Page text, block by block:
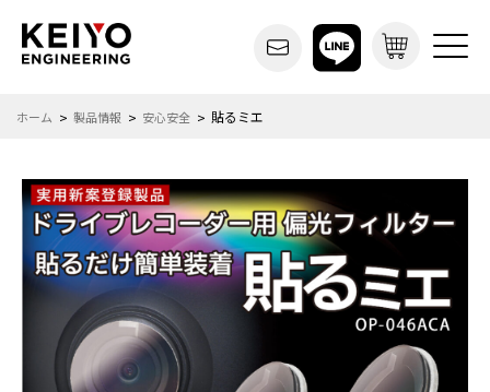
ホーム 製品情報 安心安全 貼るミエ